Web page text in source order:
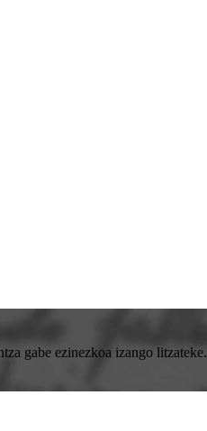
gabe ezinezkoa izango litzateke.